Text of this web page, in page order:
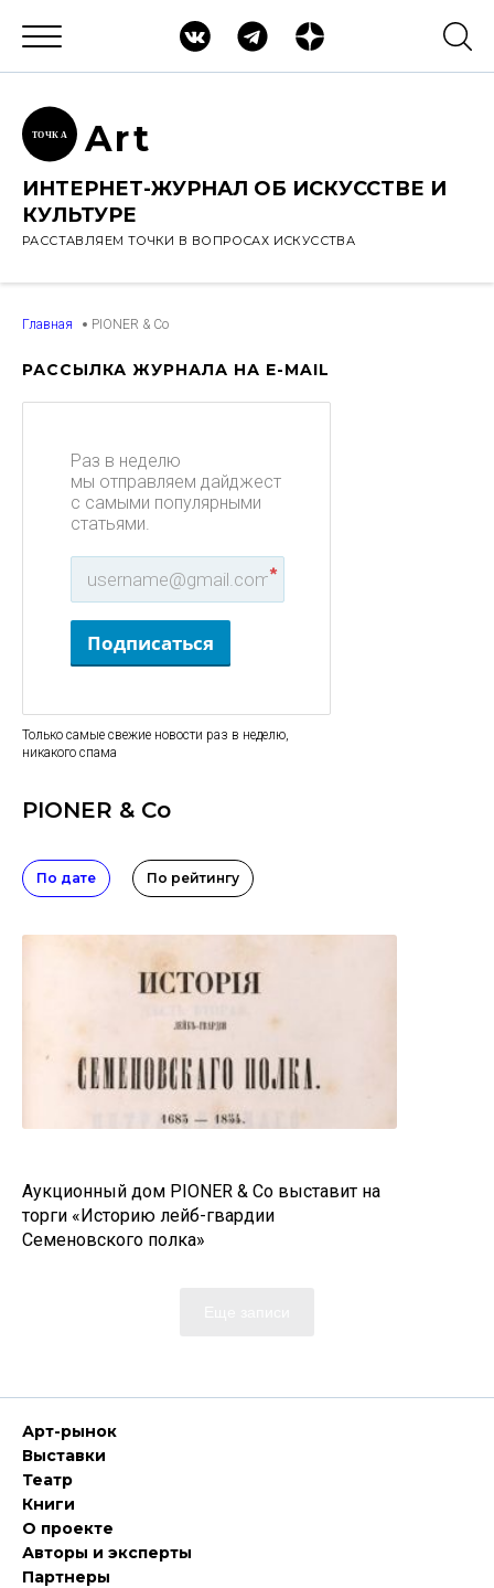
ТОЧК А Art
ИНТЕРНЕТ-ЖУРНАЛ ОБ ИСКУССТВЕ И
КУЛЬТУРЕ
РАССТАВЛЯЕМ ТОЧКИ В ВОПРОСАХ ИСКУССТВА
Главная PIONER & Co
РАССЫЛКА ЖУРНАЛА НА E-MAIL
Раз в неделю
мы отправляем дайджест
с самыми популярными
статьями.
*
Подписаться
Только самые свежие новости раз в неделю,
никакого спама
PIONER & Co
По дате По рейтингу
Аукционный дом PIONER & Co выставит на
торги «Историю лейб-гвардии
Семеновского полка»
Арт-рынок
Выставки
Театр
Книги
О проекте
Авторы и эксперты
Партнеры